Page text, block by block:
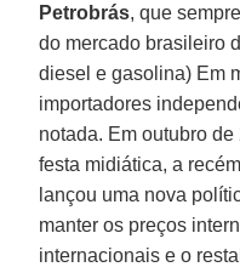
Petrobrás, que
do mercado brasileiro
diesel e gasolina) Em
importadores
notada. Em outubro
festa midiática, a
lançou uma nova
manter os preços
internacionais e o